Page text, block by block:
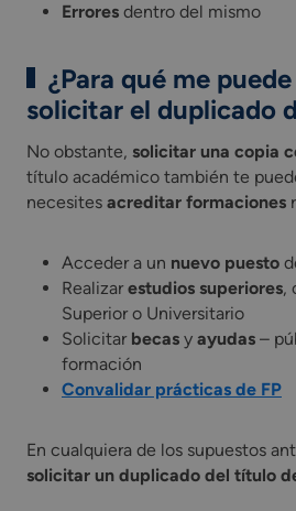
Errores dentro del mismo
¿Para qué me
solicitar el duplicado
No obstante, solicitar una copia
título académico también te
necesites acreditar formaciones
Acceder a un nuevo puesto
Realizar estudios superiores,
Superior o Universitario
Solicitar becas y ayudas –
formación
Convalidar prácticas de FP
En cualquiera de los supuestos
solicitar un duplicado del título